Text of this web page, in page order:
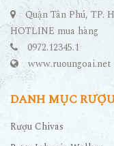
Quận Tân Phú, TP.
HOTLINE mua hàng
0972.12345.1
www.ruoungoai.net
DANH MỤC
Rượu Chivas